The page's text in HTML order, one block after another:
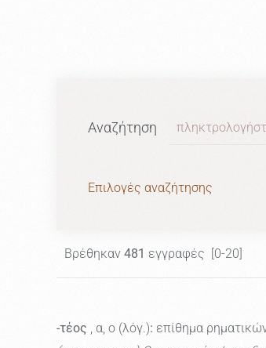
Αναζήτηση
Επιλογές αναζήτησης
Βρέθηκαν 481 εγγραφές [0-20]
-τέος , α, ο (λόγ.): επίθημα